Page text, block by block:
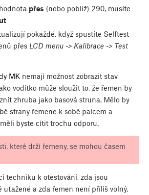
přes (nebo poblíž) 290, musíte
pokaždé, když spustíte Selftest
přes LCD menu -> Kalibrace -> Test
MK nemají možnost zobrazit stav
vodítko může sloužit to, že řemen by
zhruba jako basová struna. Mělo by
strany řemene k sobě palcem a
byste cítit trochu odporu.
které drží řemeny, se mohou časem
techniku k otestování, zda jsou
utažené a zda řemen není příliš volný.